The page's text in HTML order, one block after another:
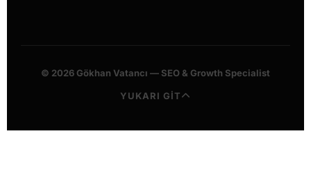
© 2026 Gökhan Vatancı — SEO & Growth Specialist
YUKARI GİT